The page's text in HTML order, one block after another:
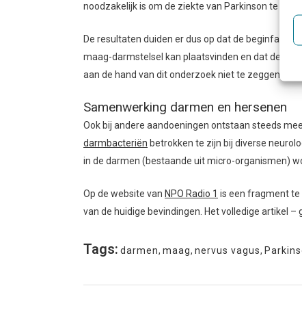
noodzakelijk is om de ziekte van Parkinson te
De resultaten duiden er dus op dat de beginfase
maag-darmstelsel kan plaatsvinden en dat de
aan de hand van dit onderzoek niet te zeggen.
Samenwerking darmen en hersenen
Ook bij andere aandoeningen ontstaan steeds
darmbacteriën betrokken te zijn bij diverse
in de darmen (bestaande uit micro-organismen)
Op de website van NPO Radio 1 is een fragment te
van de huidige bevindingen. Het volledige artikel
Tags: darmen, maag, nervus vagus,